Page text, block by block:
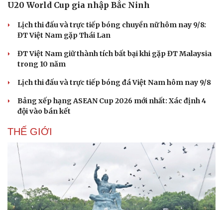
U20 World Cup gia nhập Bắc Ninh
Lịch thi đấu và trực tiếp bóng chuyền nữ hôm nay 9/8:
ĐT Việt Nam gặp Thái Lan
ĐT Việt Nam giữ thành tích bất bại khi gặp ĐT Malaysia
trong 10 năm
Lịch thi đấu và trực tiếp bóng đá Việt Nam hôm nay 9/8
Bảng xếp hạng ASEAN Cup 2026 mới nhất: Xác định 4
đội vào bán kết
THẾ GIỚI